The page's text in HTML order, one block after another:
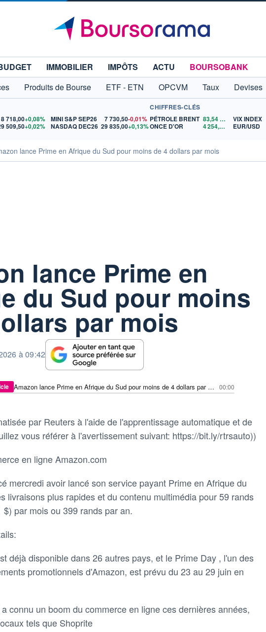
IMMOBILIER IMPÔTS ACTU
BOURSOBANK
Produits de Bourse ETF - ETN OPCVM Taux Devises
8 718,00+0,08%
509,50+0,02%
MINI S&P SEP26 7 730,50-0,01%
NASDAQ DEC26 29 835,00+0,13%
CHIFFRES-CLÉS
PÉTROLE BRENT 83,54
ONCE D'OR
4 254,49 $US
VIX INDEX
EUR/USD
lance Prime en Afrique du Sud pour moins de 4 dollars par mois
lance Prime en
du Sud pour moins
par mois
à 09:42
Amazon lance Prime en Afrique du Sud pour moins de 4 dollars par mois 00:00
par Reuters à l'aide de l'apprentissage automatique et de
vous référer à l'avertissement suivant: https://bit.ly/rtrsauto))
en ligne Amazon.com
mercredi avoir lancé son service payant Prime en Afrique du
livraisons plus rapides et du contenu multimédia pour 59 rands
par mois ou 399 rands par an.
déjà disponible dans 26 autres pays, et le Prime Day , l'un des
promotionnels d'Amazon, est prévu du 23 au 29 juin en
connu un boom du commerce en ligne ces dernières années,
tels que Shoprite